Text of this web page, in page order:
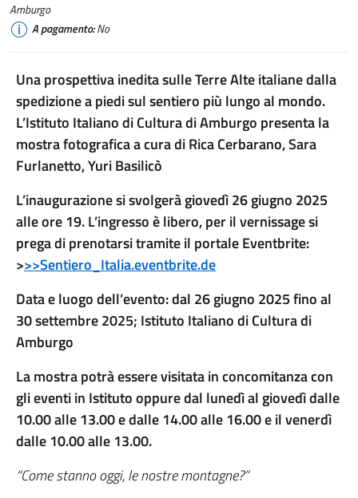
Amburgo
A pagamento:No
Una prospettiva inedita sulle Terre Alte italiane dalla
spedizione a piedi sul sentiero più lungo al mondo.
L’Istituto Italiano di Cultura di Amburgo presenta la
mostra fotografica a cura di Rica Cerbarano, Sara
Furlanetto, Yuri Basilicò
L’inaugurazione si svolgerà giovedì 26 giugno 2025
alle ore 19. L’ingresso è libero, per il vernissage si
prega di prenotarsi tramite il portale Eventbrite:
>>>Sentiero_Italia.eventbrite.de
Data e luogo dell’evento: dal 26 giugno 2025 fino al
30 settembre 2025; Istituto Italiano di Cultura di
Amburgo
La mostra potrà essere visitata in concomitanza con
gli eventi in Istituto oppure dal lunedì al giovedì dalle
10.00 alle 13.00 e dalle 14.00 alle 16.00 e il venerdì
dalle 10.00 alle 13.00.
“Come stanno oggi, le nostre montagne?”